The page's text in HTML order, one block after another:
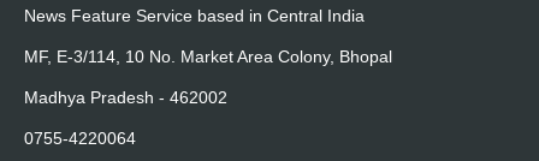
News Feature Service based in Central India
MF, E-3/114, 10 No. Market Area Colony, Bhopal
Madhya Pradesh - 462002
0755-4220064